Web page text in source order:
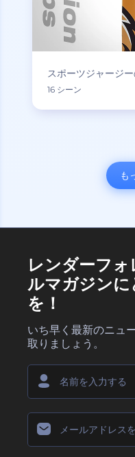
スポーツジャージ
16 シーン
も
レンダーフ
ルマガジン
を！
いち早く最新のニュ
取りましょう。